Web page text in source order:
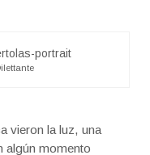
vieron la luz, una
algún momento